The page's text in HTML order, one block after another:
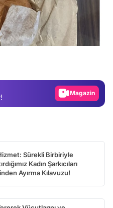
Video
Sürekli Birbiriyle
Kadın Şarkıcıları
Ayırma Kılavuzu!